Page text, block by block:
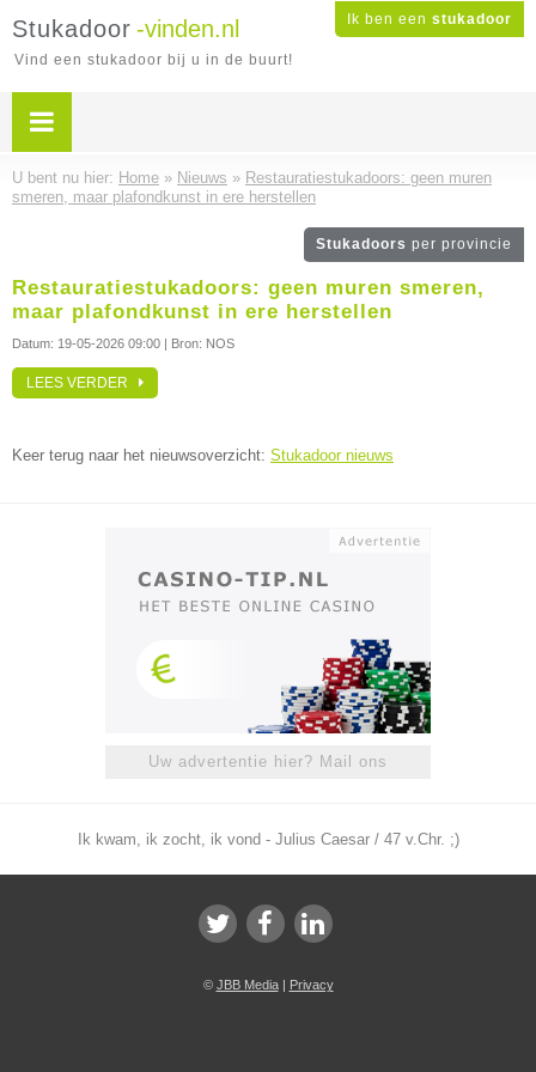
Ik ben een stukadoor
Stukadoor -vinden.nl
Vind een stukadoor bij u in de buurt!
U bent nu hier: Home » Nieuws » Restauratiestukadoors: geen muren
smeren, maar plafondkunst in ere herstellen
Stukadoors per provincie
Restauratiestukadoors: geen muren smeren,
maar plafondkunst in ere herstellen
Datum: 19-05-2026 09:00 | Bron: NOS
LEES VERDER
Keer terug naar het nieuwsoverzicht: Stukadoor nieuws
Uw advertentie hier? Mail ons
Ik kwam, ik zocht, ik vond - Julius Caesar / 47 v.Chr. ;)
© JBB Media| Privacy